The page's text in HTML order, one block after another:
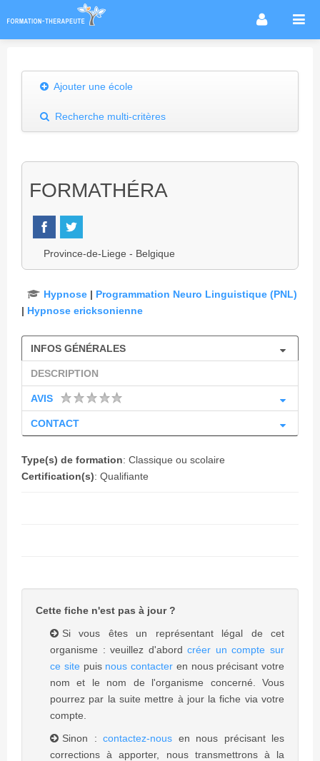
Infos métier
Annuaire des praticiens
Ajouter une école
Recherche multi-critères
FORMATHÉRA
Province-de-Liege - Belgique
Hypnose | Programmation Neuro Linguistique (PNL)
| Hypnose ericksonienne
INFOS GÉNÉRALES
DESCRIPTION
AVIS
CONTACT
Type(s) de formation: Classique ou scolaire
Certification(s): Qualifiante
Cette fiche n'est pas à jour ?
Si vous êtes un représentant légal de cet
organisme : veuillez d'abordcréer un compte sur
ce sitepuis nous contacter en nous précisant votre
nom et le nom de l'organisme concerné. Vous
pourrez par la suite mettre à jour la fiche via votre
compte.
Sinon : contactez-nous en nous précisant les
corrections à apporter, nous transmettrons à la